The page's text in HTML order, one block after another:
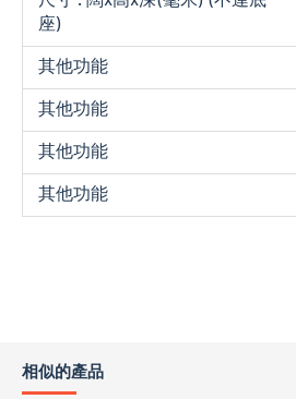
座)
其他功能
其他功能
其他功能
其他功能
相似的產品